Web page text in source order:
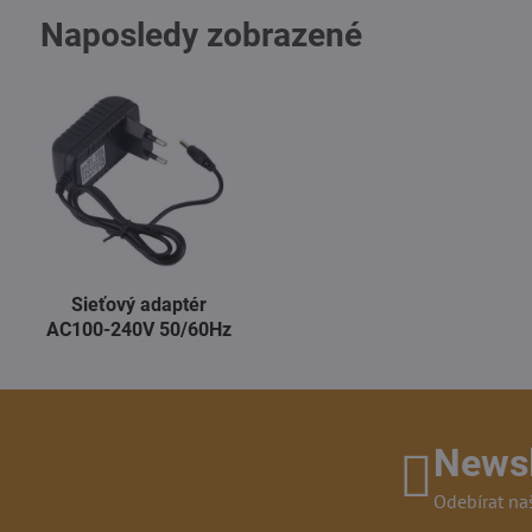
Naposledy zobrazené
Sieťový adaptér
AC100-240V 50/60Hz
Odebírat